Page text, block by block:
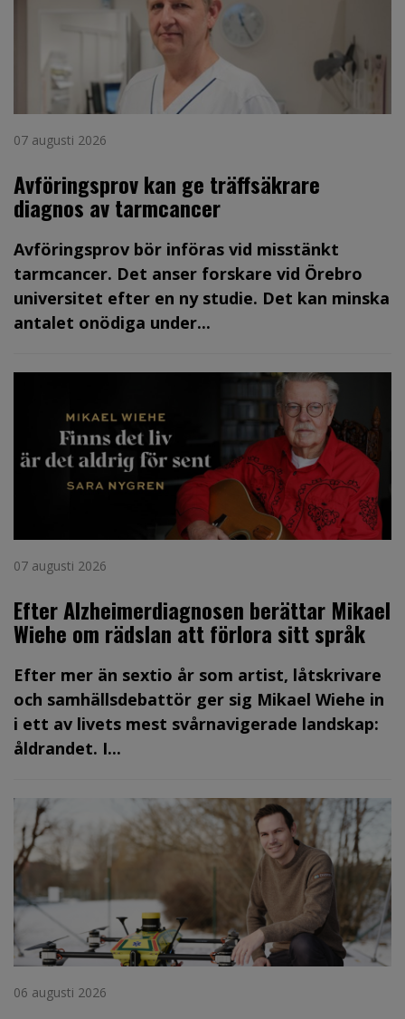
07 augusti 2026
Avföringsprov kan ge träffsäkrare
diagnos av tarmcancer
Avföringsprov bör införas vid misstänkt
tarmcancer. Det anser forskare vid Örebro
universitet efter en ny studie. Det kan minska
antalet onödiga under...
07 augusti 2026
Efter Alzheimerdiagnosen berättar Mikael
Wiehe om rädslan att förlora sitt språk
Efter mer än sextio år som artist, låtskrivare
och samhällsdebattör ger sig Mikael Wiehe in
i ett av livets mest svårnavigerade landskap:
åldrandet. I...
06 augusti 2026